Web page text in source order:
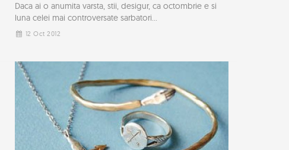
Daca ai o anumita varsta, stii, desigur, ca octombrie e si
luna celei mai controversate sarbatori...
12 Oct 2012